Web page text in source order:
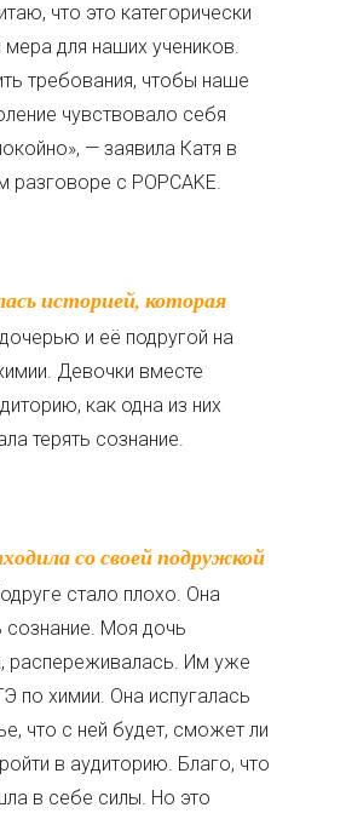
что это категорически
мера для наших учеников.
требования, чтобы наше
чувствовало себя
— заявила Катя в
разговоре с POPCAKE.
и её подругой на
Девочки вместе
как одна из них
терять сознание.
стало плохо. Она
сознание. Моя дочь
распереживалась. Им уже
по химии. Она испугалась
что с ней будет, сможет ли
в аудиторию. Благо, что
в себе силы. Но это